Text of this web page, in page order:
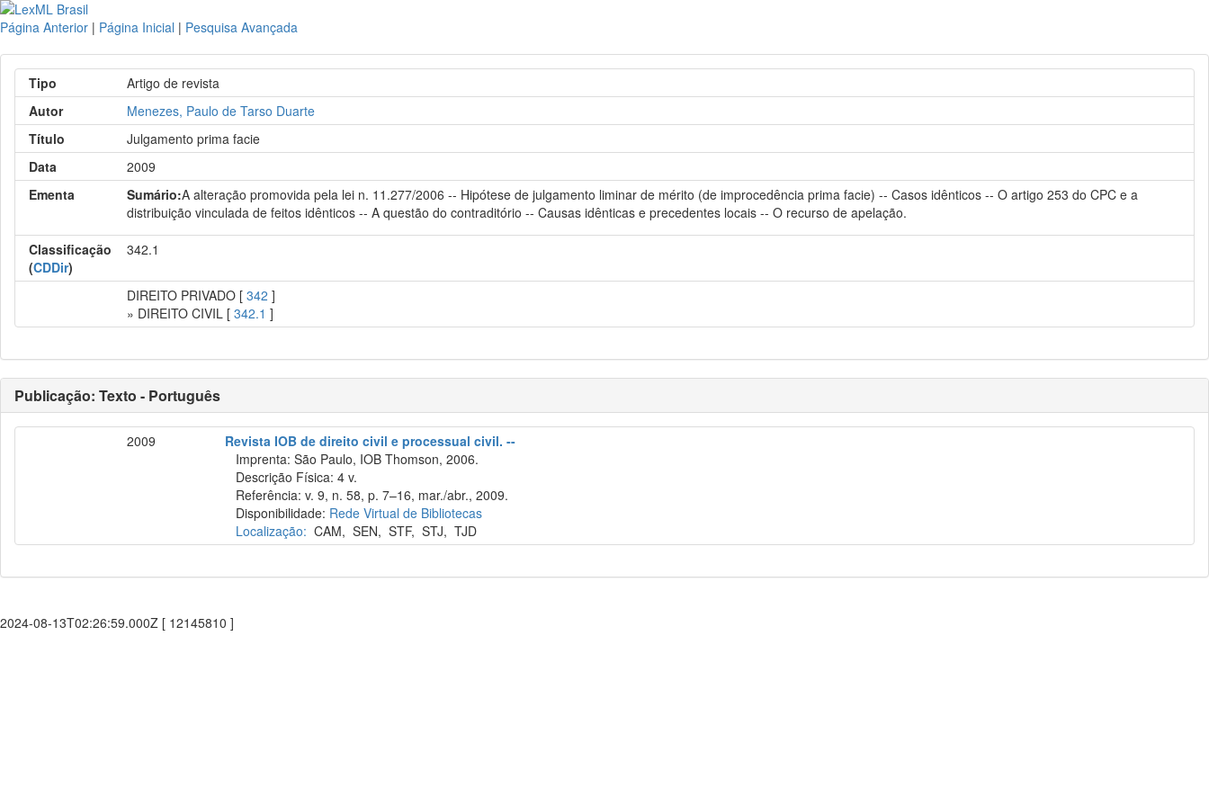
Página Anterior | Página Inicial | Pesquisa Avançada
Tipo
Artigo de revista
Autor
Menezes, Paulo de Tarso Duarte
Título
Julgamento prima facie
Data
2009
Ementa
Sumário:A alteração promovida pela lei n. 11.277/2006 -- Hipótese de julgamento liminar de mérito (de improcedência prima facie) -- Casos idênticos -- O artigo 253 do CPC e a
distribuição vinculada de feitos idênticos -- A questão do contraditório -- Causas idênticas e precedentes locais -- O recurso de apelação.
Classificação
(CDDir)
342.1
DIREITO PRIVADO [342 ]
» DIREITO CIVIL [342.1 ]
Publicação: Texto - Português
2009
Revista IOB de direito civil e processual civil. --
Imprenta: São Paulo, IOB Thomson, 2006.
Descrição Física: 4 v.
Referência: v. 9, n. 58, p. 7–16, mar./abr., 2009.
Disponibilidade: Rede Virtual de Bibliotecas
Localização: CAM,SEN,STF,STJ,TJD
2024-08-13T02:26:59.000Z [ 12145810 ]